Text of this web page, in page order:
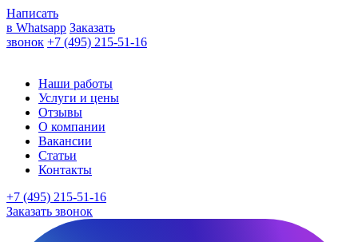
Написать
в Whatsapp Заказать
звонок +7 (495) 215-51-16
Наши работы
Услуги и цены
Отзывы
О компании
Вакансии
Статьи
Контакты
+7 (495) 215-51-16
Заказать звонок